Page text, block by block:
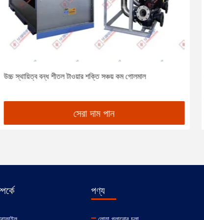
উচ্চ স্থায়িত্ব বন্ধ শীতল টাওয়ার শক্তি সঞ্চয় কম গোলমাল
সেরা দাম পান
পণ্য